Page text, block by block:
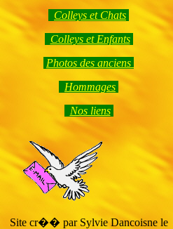
Colleys et Chats
Colleys et Enfants
Photos des anciens
Hommages
Nos liens
Site cr�� par Sylvie Dancoisne le